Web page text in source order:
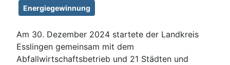
Energiegewinnung
Am 30. Dezember 2024 startete der Landkreis
Esslingen gemeinsam mit dem
Abfallwirtschaftsbetrieb und 21 Städten und